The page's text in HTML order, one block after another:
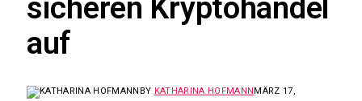
sicheren Kryptohandel
auf
BY KATHARINA HOFMANNMÄRZ 17,